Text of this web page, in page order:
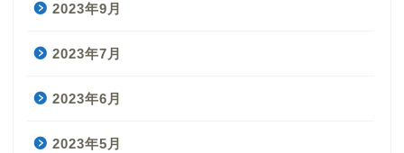
2023年9月
2023年7月
2023年6月
2023年5月